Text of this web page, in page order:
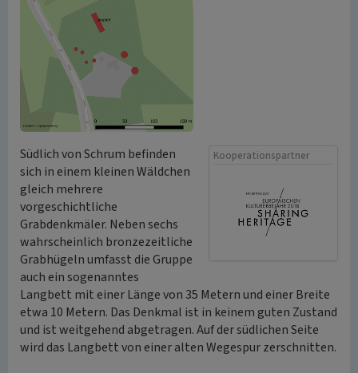
Kooperationspartner
Südlich von Schrum befinden
sich in einem kleinen Wäldchen
gleich mehrere
vorgeschichtliche
Grabdenkmäler. Neben sechs
wahrscheinlich bronzezeitliche
Grabhügeln umfasst die Gruppe
auch ein sogenanntes
Langbett mit einer Länge von 35 Metern und einer Breite
etwa 10 Metern. Das Denkmal ist in keinem guten Zustand
und ist weitgehend abgetragen. Auf der südlichen Seite
wird das Langbett von einer alten Wegespur zerschnitten.